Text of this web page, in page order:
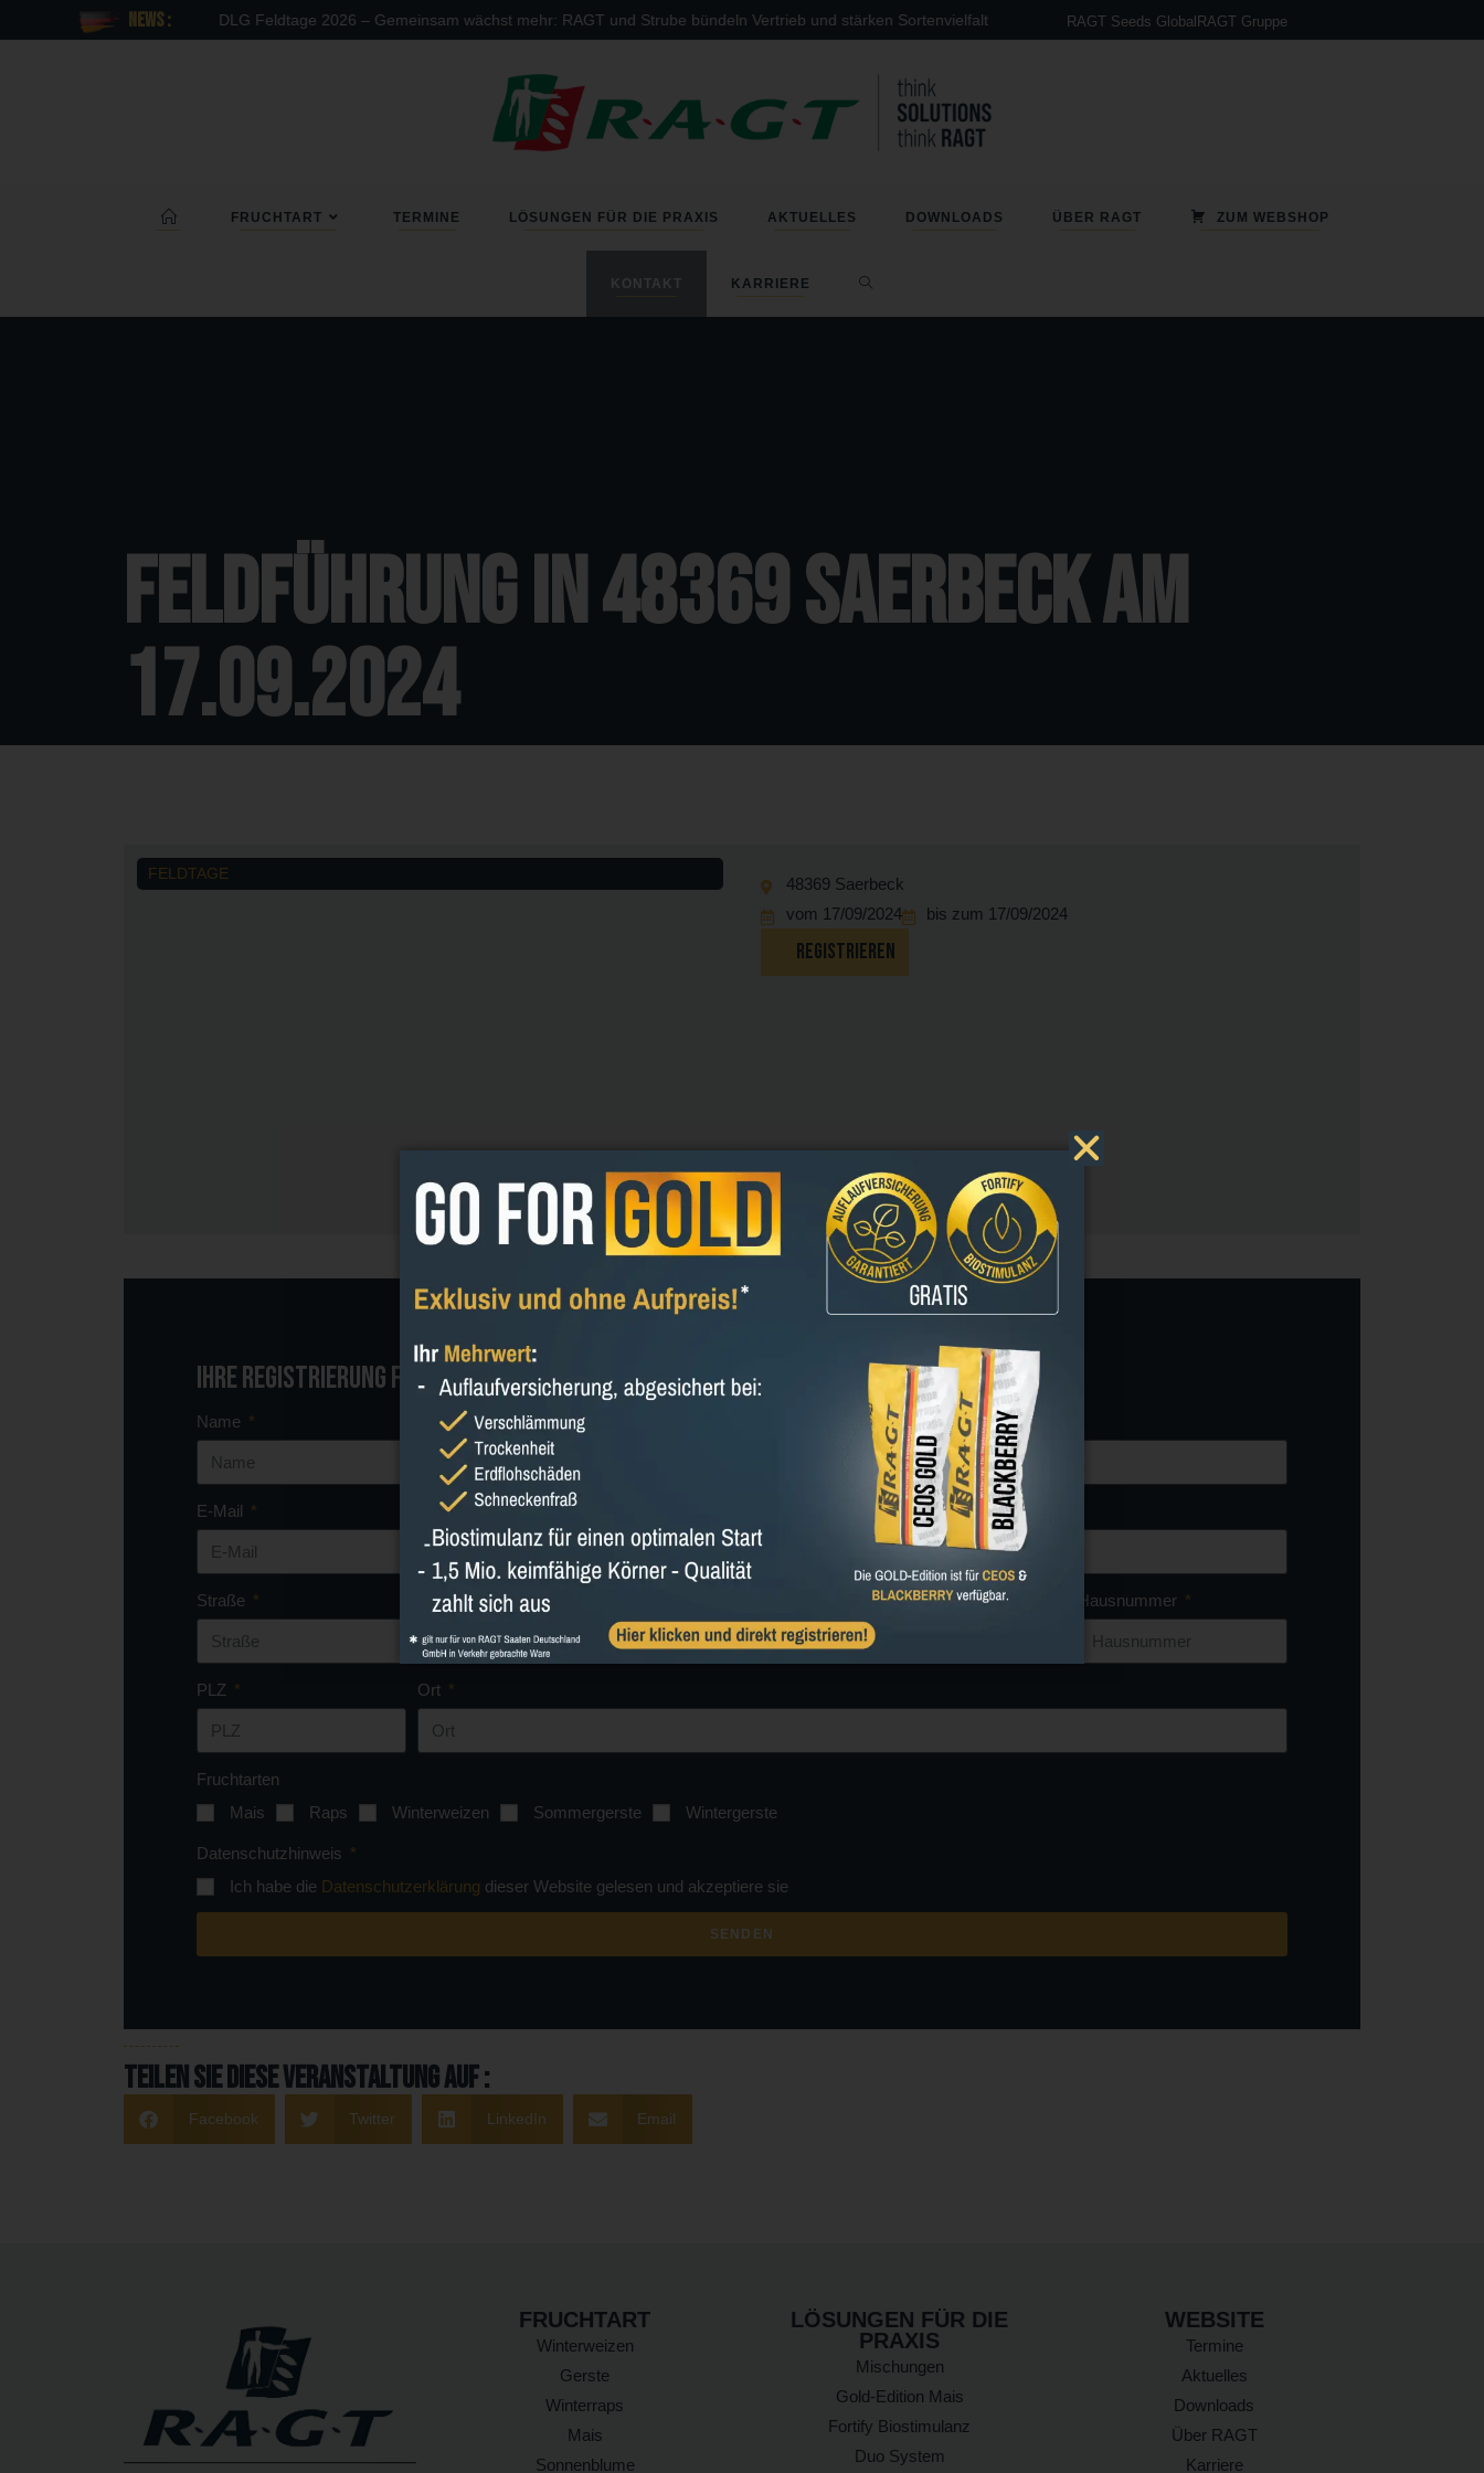
News : DLG Feldtage 2026 – Gemeinsam wächst mehr: RAGT und Strube bündeln Vertrieb und stärken Sortenvielfalt RAGT Seeds Global RAGT Gruppe
FRUCHTART TERMINE LÖSUNGEN FÜR DIE PRAXIS AKTUELLES DOWNLOADS ÜBER RAGT ZUM WEBSHOP
KONTAKT KARRIERE
Feldführung in 48369 Saerbeck am
17.09.2024
FELDTAGE
48369 Saerbeck
vom 17/09/2024
bis zum 17/09/2024
REGISTRIEREN
Ihre Registrierung für Feldführung in 48369 Saerbeck am 17.09.2024
Name
E-Mail Mobilfunknummer
Straße Hausnummer
PLZ Ort
Fruchtarten
Mais
Raps Winterweizen Sommergerste Wintergerste
Datenschutzhinweis
Ich habe die Datenschutzerklärung dieser Website gelesen und akzeptiere sie
SENDEN
Teilen Sie diese Veranstaltung auf :
Facebook Twitter LinkedIn Email
FRUCHTART
Winterweizen
Gerste
Winterraps
Mais
Sonnenblume
LÖSUNGEN FÜR DIE
PRAXIS
Mischungen
Gold-Edition Mais
Fortify Biostimulanz
Duo System
WEBSITE
Termine
Aktuelles
Downloads
Über RAGT
Karriere